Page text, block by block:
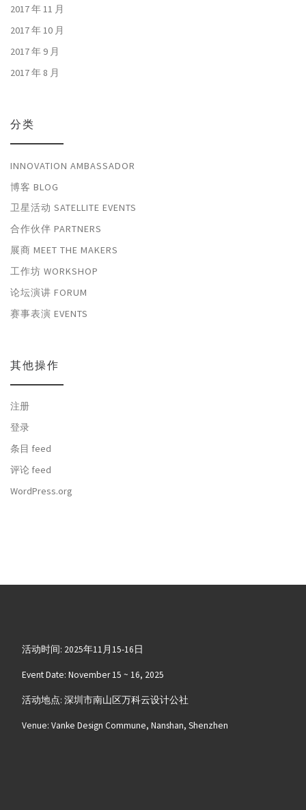
2017 年 11 月
2017 年 10 月
2017 年 9 月
2017 年 8 月
分类
INNOVATION AMBASSADOR
博客 BLOG
卫星活动 SATELLITE EVENTS
合作伙伴 PARTNERS
展商 MEET THE MAKERS
工作坊 WORKSHOP
论坛演讲 FORUM
赛事表演 EVENTS
其他操作
注册
登录
条目 feed
评论 feed
WordPress.org
活动时间: 2025年11月15-16日
Event Date: November 15 ~ 16, 2025
活动地点: 深圳市南山区万科云设计公社
Venue: Vanke Design Commune, Nanshan, Shenzhen